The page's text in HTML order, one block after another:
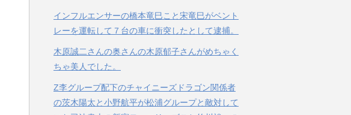
インフルエンサーの橋本竜巳こと宋竜巳がベント
レーを運転して７台の車に衝突したとして逮捕。
木原誠二さんの奥さんの木原郁子さんがめちゃく
ちゃ美人でした。
Z李グループ配下のチャイニーズドラゴン関係者
の茨木陽太と小野航平が松浦グループと敵対して